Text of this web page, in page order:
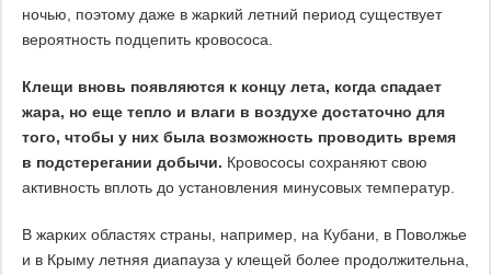
ночью, поэтому даже в жаркий летний период существует
вероятность подцепить кровососа.
Клещи вновь появляются к концу лета, когда спадает
жара, но еще тепло и влаги в воздухе достаточно для
того, чтобы у них была возможность проводить время
в подстерегании добычи. Кровососы сохраняют свою
активность вплоть до установления минусовых температур.
В жарких областях страны, например, на Кубани, в Поволжье
и в Крыму летняя диапауза у клещей более продолжительна,